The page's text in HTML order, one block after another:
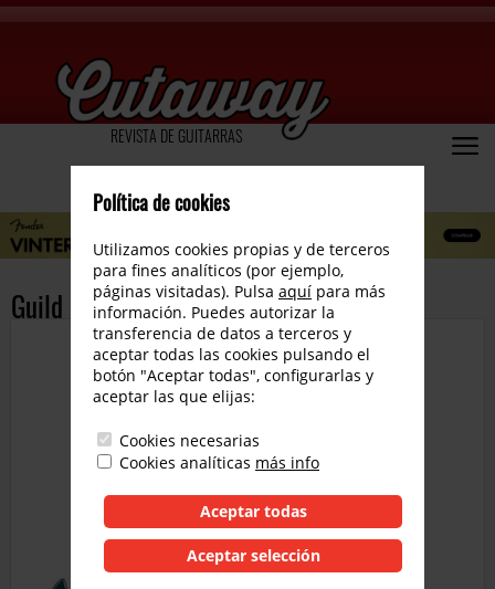
REVISTA DE GUITARRAS
Guild New Polara Platform
Política de cookies
Utilizamos cookies propias y de terceros
para fines analíticos (por ejemplo,
páginas visitadas). Pulsa aquí para más
información. Puedes autorizar la
transferencia de datos a terceros y
aceptar todas las cookies pulsando el
botón "Aceptar todas", configurarlas y
aceptar las que elijas:
Cookies necesarias
Cookies analíticas más info
Aceptar todas
Aceptar selección